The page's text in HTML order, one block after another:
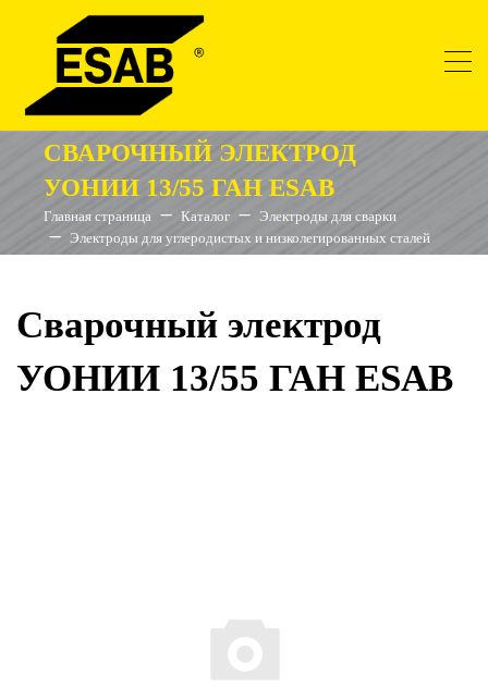
СВАРОЧНЫЙ ЭЛЕКТРОД
УОНИИ 13/55 ГАН ESAB
Главная страница Каталог
Электроды для сварки
Электроды для углеродистых и низколегированных сталей
Сварочный электрод
УОНИИ 13/55 ГАН ESAB